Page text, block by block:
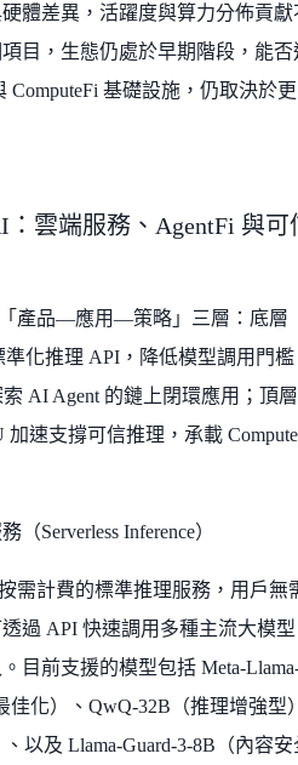
體差異，活躍度與算力分佈貢獻
目，生態仍處於早期階段，能否
ComputeFi 基礎設施，仍取決於
：雲端服務、AgentFi 與可
產品—應用—策略」三層：底層
準化推理 API，降低模型調用門
索 AI Agent 的鏈上閉環應用；頂層
加速支撐可信推理，承載
Serverless Inference）
需計費的標準推理服務，用戶無
過 API 快速調用多種主流大模
目前支援的模型包括 Meta-
佳化）、QwQ-32B（推理增強型
以及 Llama-Guard-3-8B（內容